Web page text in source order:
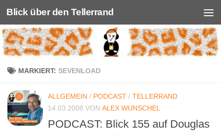
Unter dem Inhalt
Blick über den Tellerrand
MARKIERT: SEVENLOAD
ALLGEMEIN / PODCAST / TELLERRAND
14.03.2008 VON ALEX WUNSCHEL
PODCAST: Blick 155 auf Douglas